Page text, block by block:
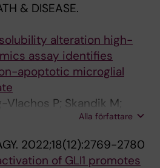
& DISEASE.
alteration high-
assay identifies
apoptotic microglial
Vlachos P; Skandik M;
Murgoci A-N; Keane L;
B; Cheray M
Alla författare
2022;18(12):2769-2780
of GLI1 promotes